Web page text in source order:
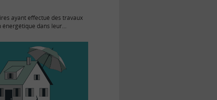
ayant effectué des travaux
énergétique dans leur
: épargne, crédit et au moins
selon la 3ème…